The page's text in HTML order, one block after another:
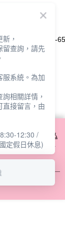
3M狠黏便條紙-
MC-3-3x3吋
詳情，及若您不希
參閱本網站「
隱私
公司得按本網站使
，
留查詢，請先
服系統。為加
相關詳情，
直接留言，由
12:30 /
定假日休息)